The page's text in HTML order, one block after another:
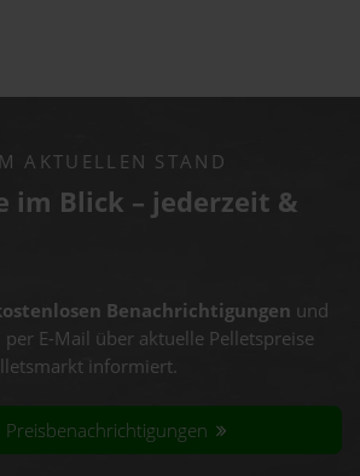
AKTUELLEN STAND
im Blick – jederzeit &
Benachrichtigungen und
E-Mail über aktuelle Pelletspreise
informiert.
Preisbenachrichtigungen